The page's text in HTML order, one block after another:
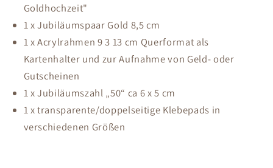
Goldhochzeit"
1 x Jubiläumspaar Gold 8,5 cm
1 x Acrylrahmen 9 3 13 cm Querformat als
Kartenhalter und zur Aufnahme von Geld- oder
Gutscheinen
1 x Jubiläumszahl „50“ ca 6 x 5 cm
1 x transparente/doppelseitige Klebepads in
verschiedenen Größen